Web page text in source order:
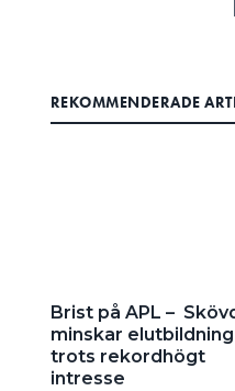
REKOMMENDERADE
Brist på APL –
minskar elutbildning
trots rekordhögt
intresse